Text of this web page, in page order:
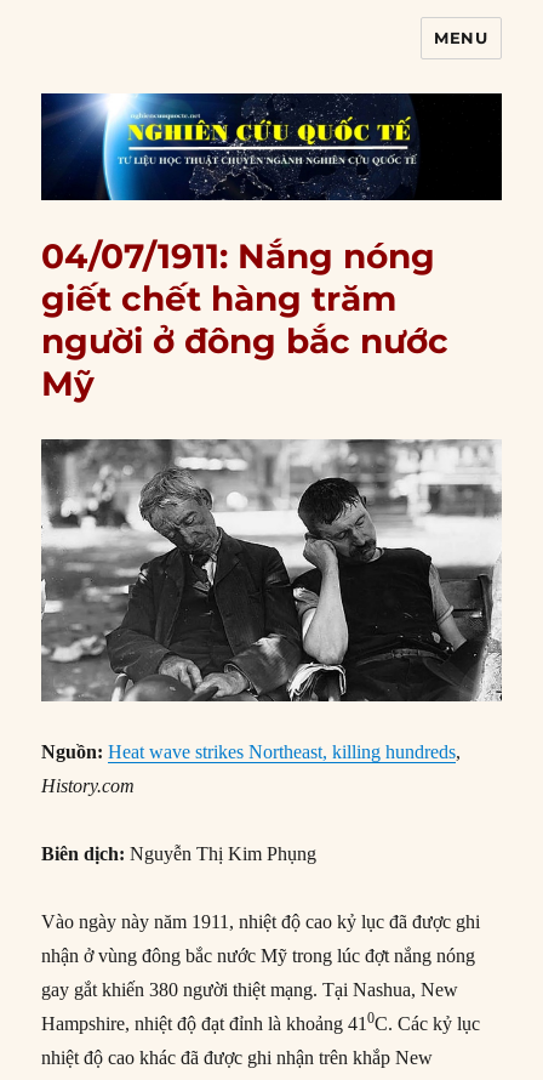
MENU
04/07/1911: Nắng nóng
giết chết hàng trăm
người ở đông bắc nước
Mỹ
Nguồn:Heat wave strikes Northeast, killing hundreds,
History.com
Biên dịch:Nguyễn Thị Kim Phụng
Vào ngày này năm 1911, nhiệt độ cao kỷ lục đã được ghi
nhận ở vùng đông bắc nước Mỹ trong lúc đợt nắng nóng
gay gắt khiến 380 người thiệt mạng. Tại Nashua, New
Hampshire, nhiệt độ đạt đỉnh là khoảng 410C. Các kỷ lục
nhiệt độ cao khác đã được ghi nhận trên khắp New